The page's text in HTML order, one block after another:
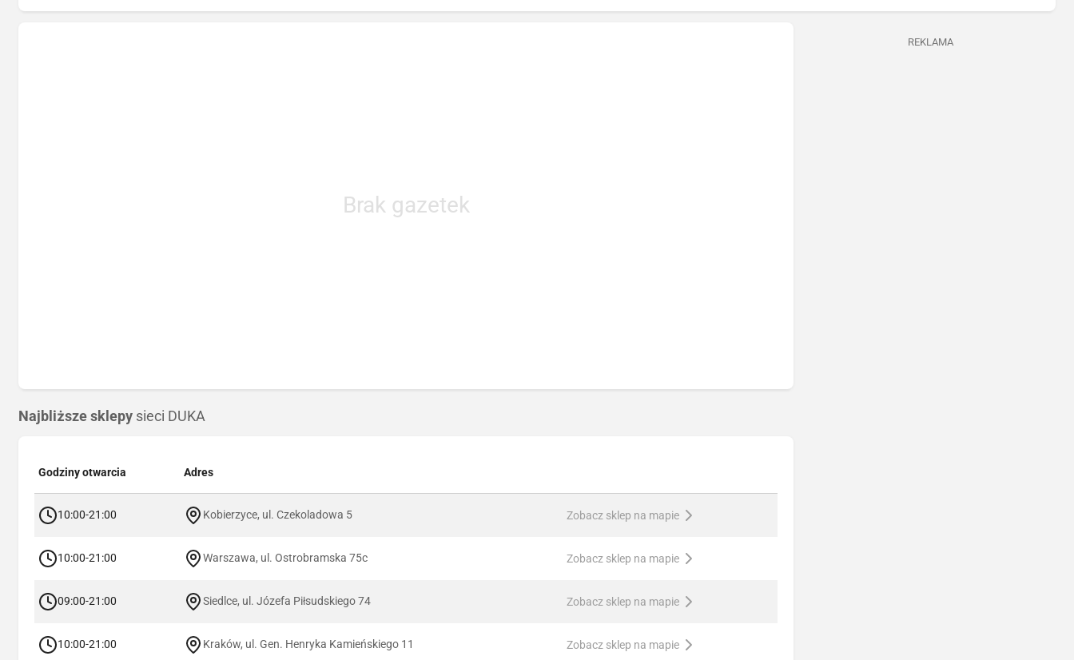
Brak gazetek
Najbliższe sklepy sieci DUKA
Godziny otwarcia Adres
10:00-21:00 Kobierzyce, ul. Czekoladowa 5 Zobacz sklep na mapie
10:00-21:00 Warszawa, ul. Ostrobramska 75c Zobacz sklep na mapie
09:00-21:00 Siedlce, ul. Józefa Piłsudskiego 74 Zobacz sklep na mapie
10:00-21:00 Kraków, ul. Gen. Henryka Kamieńskiego 11 Zobacz sklep na mapie
REKLAMA